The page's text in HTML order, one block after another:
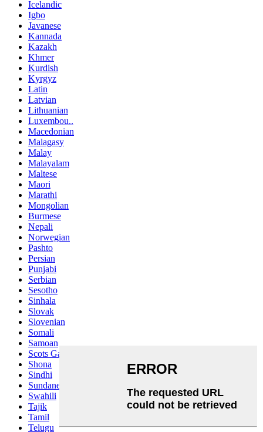
Icelandic
Igbo
Javanese
Kannada
Kazakh
Khmer
Kurdish
Kyrgyz
Latin
Latvian
Lithuanian
Luxembou..
Macedonian
Malagasy
Malay
Malayalam
Maltese
Maori
Marathi
Mongolian
Burmese
Nepali
Norwegian
Pashto
Persian
Punjabi
Serbian
Sesotho
Sinhala
Slovak
Slovenian
Somali
Samoan
Scots Gaelic
Shona
Sindhi
Sundanese
Swahili
Tajik
Tamil
Telugu